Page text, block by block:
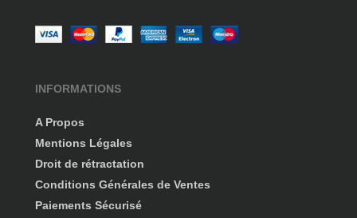
INFORMATIONS
A Propos
Mentions Légales
Droit de rétractation
Conditions Générales de Ventes
Paiements Sécurisé